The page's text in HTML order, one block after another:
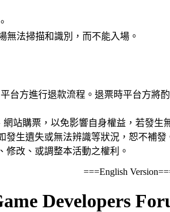
無法掃描和識別，而不能入場。
方進行退款流程。退票時平台方將
站購票，以免影響自身權益，若發生
生遺失或無法辨識等狀況，恕不補發
修改、或調整本活動之權利。
===English
Developers